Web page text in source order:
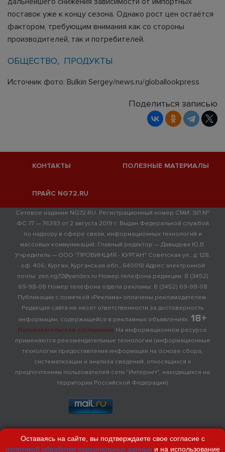
поставок уже к концу сезона. Однако рост цен остаётся
фактором, требующим внимания как со стороны
производителей, так и потребителей.
ОБЩЕСТВО ПРОДУКТЫ
Источник фото: Bulkin Sergey/news.ru/globallookpress
Поделиться записью
КОНТАКТЫ ПОЛЕЗНЫЕ МАТЕРИАЛЫ
ПРАЙС NG72.RU
Сетевое издание NG72.RU. Регистрационный номер СМИ: ЭЛ №
ФС 77 — 76393 от 2 августа 2019 г. Выдан Федеральной службой
по надзору в сфере связи, информационных технологий и
массовых коммуникаций. Главный редактор — Давыдова Ю.В.
Учредитель — ООО "ПРОВИНЦИЯ - КУРГАН" Советская ул., д. 128,
оф. 406, Курган, Курганская обл., 640018 Адрес электронной
почты: zen.ng72@yandex.ru Номер телефона редакции: 8 (3452)
69-98-08 Номер телефона отдела рекламы: 8 (3452) 69-98-08
Публикации с пометкой «Реклама» оплачены рекламодателем.
Редакция сайта не несет ответственности за достоверность
информации, содержащейся в рекламных объявлениях. 18+
Пользовательское соглашение На информационном ресурсе
применяются рекомендательные технологии (информационные
технологии предоставления информации на основе сбора,
систематизации и анализа сведений, относящихся к
предпочтениям пользователей сети "Интернет", находящихся на
территории Российской Федерации)
Оставаясь на сайте, вы подтверждаете свое согласие с
политикой обработки персональных данныхи на использование